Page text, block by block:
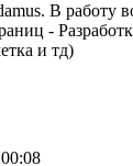
В работу
-
и тд)